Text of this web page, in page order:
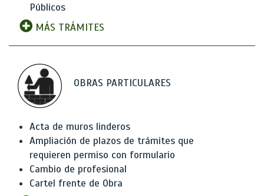
Públicos
MÁS TRÁMITES
OBRAS PARTICULARES
Acta de muros linderos
Ampliación de plazos de trámites que
requieren permiso con formulario
Cambio de profesional
Cartel frente de Obra